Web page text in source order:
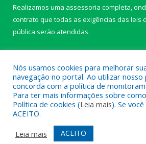
Realizamos uma assessoria completa,
contrato que todas as exigências das leis
pública serão atendidas.
Todos os direitos reservados a
Mapa do Site
Acessar Área
Acessar Webmail
Nós usamos cookies para melhorar
navegação no portal. Ao utilizar nosso
concorda com a política de
Para ter mais informações sobre
Política de cookies (Leia mais). Se
ACEITO.
Leia mais
ACEITO